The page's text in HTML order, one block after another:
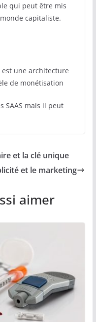
qui peut être mis
capitaliste.
est une architecture
de monétisation
SAAS mais il peut
et la clé unique
et le marketing
aimer